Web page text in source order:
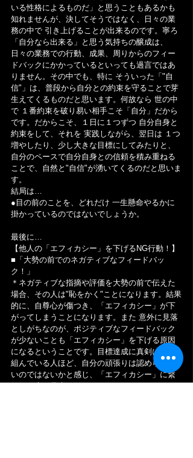
いる性格によるものだ」と思うこともあるかも
知れませんが、決してそうではなく、日々の業
務の中で 引き上げることが出来るのです。寧ろ
「自分なら出来る」と思う気持ちの醸成は、
日々の業務での行動、成果、周りからのフィー
ドバックにかかっているといっても過言ではあ
りません。その中でも、特に そういった「"自
信"」は、普段から自分との約束を守ることで芽
生えてくるものだと思います。何故なら 世の中
で １番約束を破り易い相手こそ「自分」だから
です。だからこそ、１日に１つずつ 自分自身と
約束をして、それを 実践しながら、翌日は １つ
増やしたり、少し大きな目標にしてみたりと、
自分のペースで自分自身との信頼を積み重ねる
ことで、自然と"自信"が湧いてくるのだと思いま
す。
結局は…
●目の前のことを、どれだけ 一生懸命やるかに
掛かっているのではないでしょうか。
最後に…
【他人の「エフィカシー」を下げるNG行動！】
■「大勢の前でのネガティブなフィードバッ
ク！」
＊ネガティブな指摘や評価を大勢の前で伝えた
場合、その人は"恥をかく"ことになります。結果
的に、自尊心が傷つき、「エフィカシー」が下
がってしまうことになります。また 意外に見落
としがちなのが、ポジティブなフィードバック
が少ないことも「エフィカシー」を下げる原因
になるということです。目標達成に真剣に取り
組んでいる人ほど、自分の頑張りは認められな
いのではないかと感じ、「エフィカシー」に繋